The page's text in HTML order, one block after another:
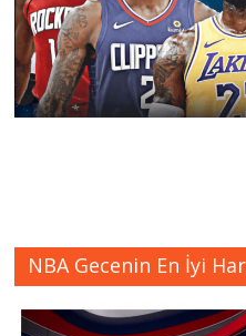
NBA Gecenin En İyi